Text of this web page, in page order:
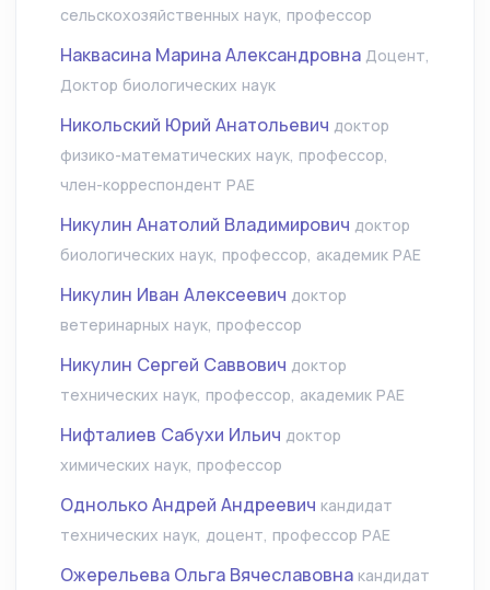
сельскохозяйственных наук, профессор
Наквасина Марина Александровна Доцент,
Доктор биологических наук
Никольский Юрий Анатольевич доктор
физико-математических наук, профессор,
член-корреспондент РАЕ
Никулин Анатолий Владимирович доктор
биологических наук, профессор, академик РАЕ
Никулин Иван Алексеевич доктор
ветеринарных наук, профессор
Никулин Сергей Саввович доктор
технических наук, профессор, академик РАЕ
Нифталиев Сабухи Ильич доктор
химических наук, профессор
Однолько Андрей Андреевич кандидат
технических наук, доцент, профессор РАЕ
Ожерельева Ольга Вячеславовна кандидат